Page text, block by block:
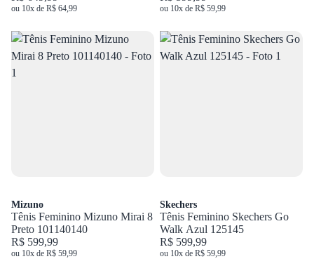
ou 10x de R$ 64,99 ou 10x de R$ 59,99
Mizuno
Tênis Feminino Mizuno Mirai 8
Preto 101140140
R$ 599,99
ou 10x de R$ 59,99
Skechers
Tênis Feminino Skechers Go
Walk Azul 125145
R$ 599,99
ou 10x de R$ 59,99